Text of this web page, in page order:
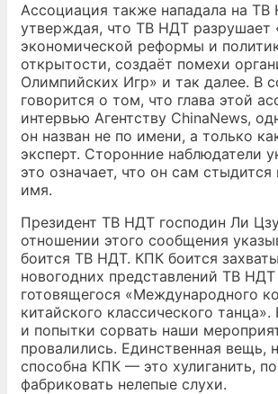
Ассоциация также нападала на ТВ
утверждая, что ТВ НДТ разрушает
экономической реформы и
открытости, создаёт помехи
Олимпийских Игр» и так далее. В
говорится о том, что глава этой
интервью Агентству ChinaNews,
он назван не по имени, а только
эксперт. Сторонние наблюдатели
это означает, что он сам стыдится
имя.
Президент ТВ НДТ господин Ли
отношении этого сообщения
боится ТВ НДТ. КПК боится
новогодних представлений ТВ НДТ
готовящегося «Международного
китайского классического
и попытки сорвать наши
провалились. Единственная вещь,
способна КПК — это хулиганить,
фабриковать нелепые слухи.